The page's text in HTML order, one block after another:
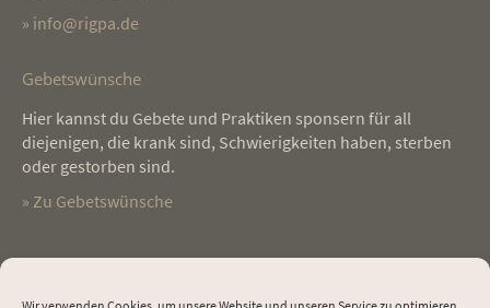
» info@rigpa.de
Gebetswünsche
Hier kannst du Gebete und Praktiken sponsern für all
diejenigen, die krank sind, Schwierigkeiten haben, sterben
oder gestorben sind.
» Zu Gebetswünsche